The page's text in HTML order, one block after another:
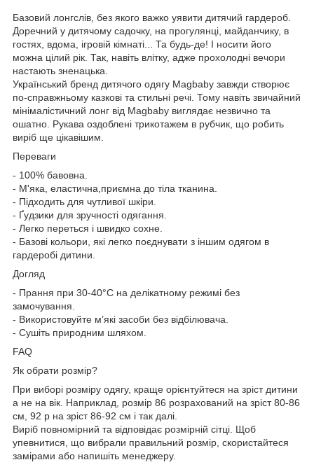
Базовий лонгслів, без якого важко уявити дитячий гардероб.
Доречний у дитячому садочку, на прогулянці, майданчику, в
гостях, вдома, ігровій кімнаті... Та будь-де! І носити його
можна цілий рік. Так, навіть влітку, адже прохолодні вечори
настають зненацька.
Український бренд дитячого одягу Magbaby завжди створює
по-справжньому казкові та стильні речі. Тому навіть звичайний
мінімалістичний лонг від Magbaby виглядає незвично та
ошатно. Рукава оздоблені трикотажем в рубчик, що робить
виріб ще цікавішим.
Переваги
- 100% бавовна.
- М'яка, еластична,приємна до тіла тканина.
- Підходить для чутливої шкіри.
- Ґудзики для зручності одягання.
- Легко переться і швидко сохне.
- Базові кольори, які легко поєднувати з іншим одягом в
гардеробі дитини.
Догляд
- Прання при 30-40°C на делікатному режимі без
замочування.
- Використовуйте м’які засоби без відбілювача.
- Сушіть природним шляхом.
FAQ
Як обрати розмір?
При виборі розміру одягу, краще орієнтуйтеся на зріст дитини
а не на вік. Наприклад, розмір 86 розрахований на зріст 80-86
см, 92 р на зріст 86-92 см і так далі.
Виріб повномірний та відповідає розмірній сітці. Щоб
упевнитися, що вибрали правильний розмір, скористайтеся
замірами або напишіть менеджеру.